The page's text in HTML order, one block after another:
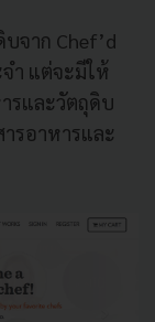
จาก Chef’d
ำ แต่จะมีให้
รและวัตถุดิบ
รอาหารและ